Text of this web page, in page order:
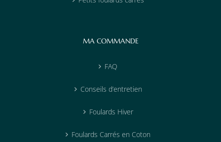
MA COMMANDE
FAQ
Conseils d’entretien
Foulards Hiver
Foulards Carrés en Coton